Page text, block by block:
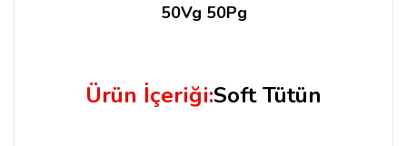
50Vg 50Pg
Ürün İçeriği:Soft Tütün